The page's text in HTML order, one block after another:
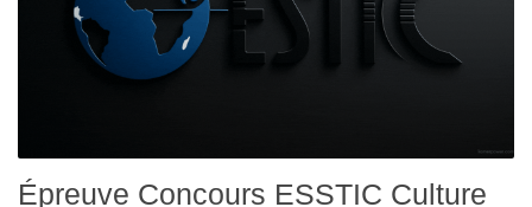
Épreuve Concours ESSTIC Culture